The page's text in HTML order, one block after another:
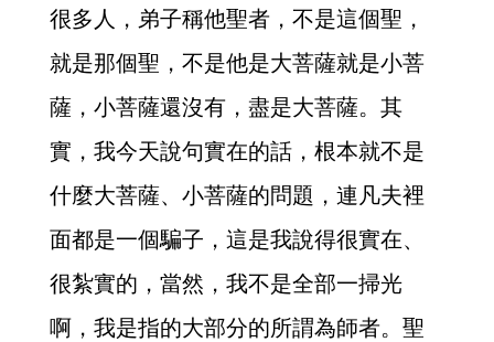
很多人，弟子稱他聖者，不是這個聖，
就是那個聖，不是他是大菩薩就是小菩
薩，小菩薩還沒有，盡是大菩薩。其
實，我今天說句實在的話，根本就不是
什麼大菩薩、小菩薩的問題，連凡夫裡
面都是一個騙子，這是我說得很實在、
很紮實的，當然，我不是全部一掃光
啊，我是指的大部分的所謂為師者。聖